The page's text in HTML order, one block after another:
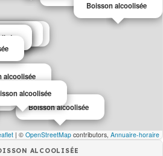
Boisson alcoolisée
alcoolisée
Boisson alcoolisée
alcoolisée
| © OpenStreetMap contributors, Annuaire-horaire
ALCOOLISÉE